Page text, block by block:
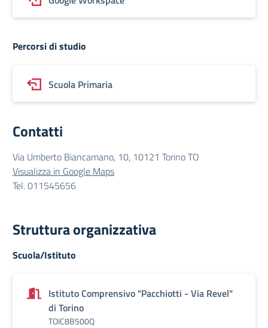
Percorsi di studio
Scuola Primaria
Contatti
Via Umberto Biancamano, 10, 10121 Torino TO
Visualizza in Google Maps
Tel. 011545656
Struttura organizzativa
Scuola/Istituto
Istituto Comprensivo "Pacchiotti - Via Revel"
di Torino
TOIC8B500Q